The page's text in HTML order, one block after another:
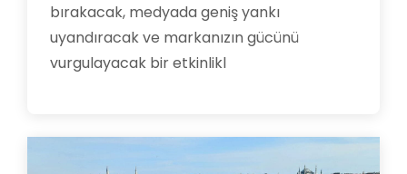
bırakacak, medyada geniş yankı
uyandıracak ve markanızın gücünü
vurgulayacak bir etkinlikl